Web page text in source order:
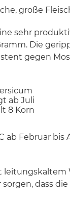
große
sehr
Die
gegen
ab Juli
8 Korn
ab Februar
leitungskaltem
sorgen, dass